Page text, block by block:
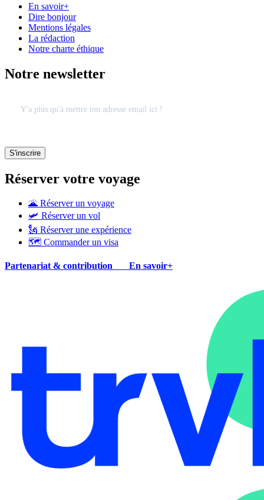
En savoir+
Dire bonjour
Mentions légales
La rédaction
Notre charte éthique
Notre newsletter
Réserver votre voyage
🌋 Réserver un voyage
🛩 Réserver un vol
🗽 Réserver une expérience
🗺 Commander un visa
Partenariat & contribution En savoir+